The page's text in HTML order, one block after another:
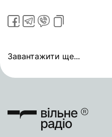
Завантажити ще...